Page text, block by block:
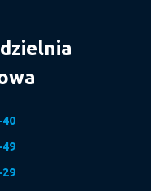
40
49
29